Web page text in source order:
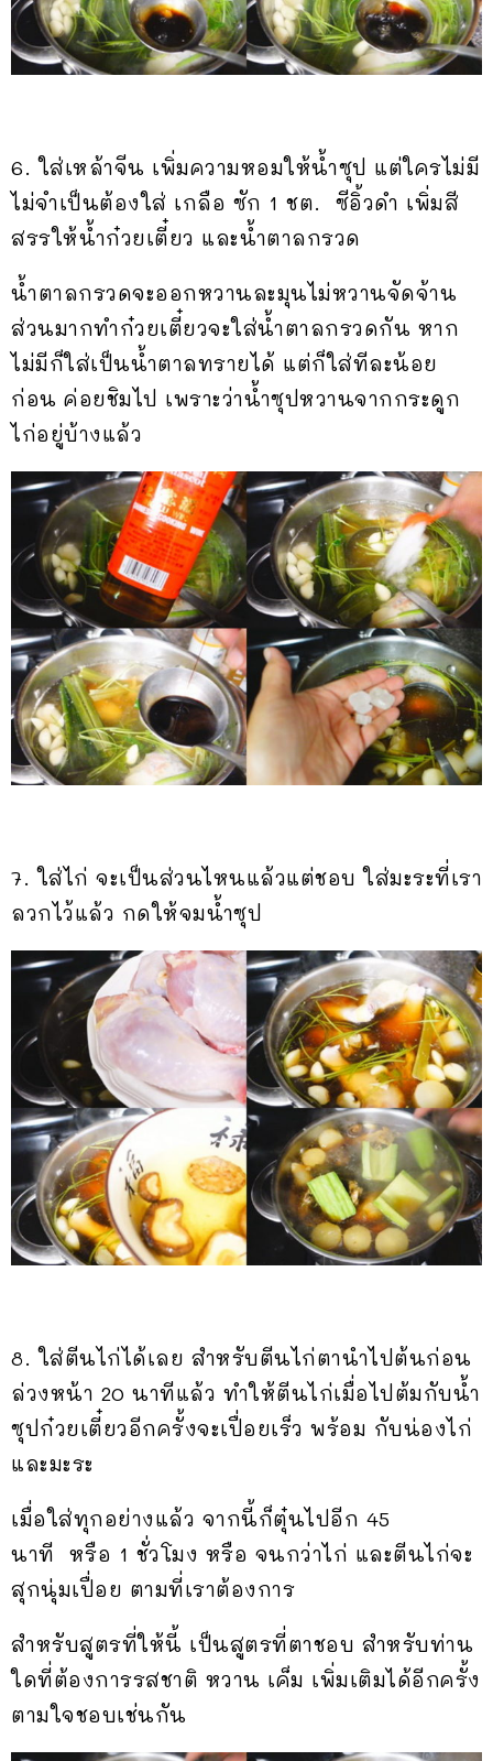
6. ใส่เหล้าจีน เพิ่มความหอมให้น้ำซุป แต่ใครไม่มี
ไม่จำเป็นต้องใส่ เกลือ ซัก 1 ชต. ซีอิ้วดำ เพิ่มสี
สรรให้น้ำก๋วยเตี๋ยว และน้ำตาลกรวด
น้ำตาลกรวดจะออกหวานละมุนไม่หวานจัดจ้าน
ส่วนมากทำก๋วยเตี๋ยวจะใส่น้ำตาลกรวดกัน หาก
ไม่มีก็ใส่เป็นน้ำตาลทรายได้ แต่ก็ใส่ทีละน้อย
ก่อน ค่อยชิมไป เพราะว่าน้ำซุปหวานจากกระดูก
ไก่อยู่บ้างแล้ว
7. ใส่ไก่ จะเป็นส่วนไหนแล้วแต่ชอบ ใส่มะระที่เรา
ลวกไว้แล้ว กดให้จมน้ำซุป
8. ใส่ตีนไก่ได้เลย สำหรับตีนไก่ตานำไปต้นก่อน
ล่วงหน้า 20 นาทีแล้ว ทำให้ตีนไก่เมื่อไปต้มกับน้ำ
ซุปก๋วยเตี๋ยวอีกครั้งจะเปื่อยเร็ว พร้อม กับน่องไก่
และมะระ
เมื่อใส่ทุกอย่างแล้ว จากนี้ก็ตุ๋นไปอีก 45
นาที หรือ 1 ชั่วโมง หรือ จนกว่าไก่ และตีนไก่จะ
สุกนุ่มเปื่อย ตามที่เราต้องการ
สำหรับสูตรที่ให้นี้ เป็นสูตรที่ตาชอบ สำหรับท่าน
ใดที่ต้องการรสชาติ หวาน เค็ม เพิ่มเติมได้อีกครั้ง
ตามใจชอบเช่นกัน